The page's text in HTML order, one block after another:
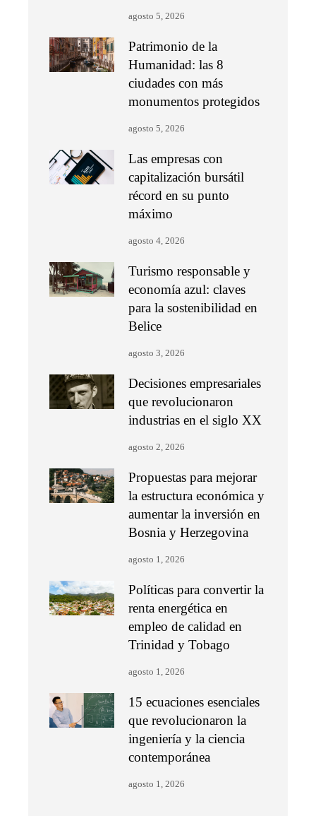
agosto 5, 2026
Patrimonio de la
Humanidad: las 8
ciudades con más
monumentos protegidos
agosto 5, 2026
Las empresas con
capitalización bursátil
récord en su punto
máximo
agosto 4, 2026
Turismo responsable y
economía azul: claves
para la sostenibilidad en
Belice
agosto 3, 2026
Decisiones empresariales
que revolucionaron
industrias en el siglo XX
agosto 2, 2026
Propuestas para mejorar
la estructura económica y
aumentar la inversión en
Bosnia y Herzegovina
agosto 1, 2026
Políticas para convertir la
renta energética en
empleo de calidad en
Trinidad y Tobago
agosto 1, 2026
15 ecuaciones esenciales
que revolucionaron la
ingeniería y la ciencia
contemporánea
agosto 1, 2026